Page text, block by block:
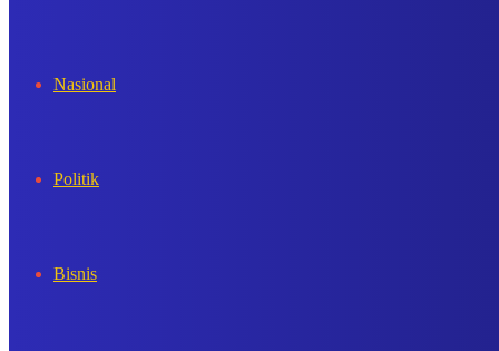
Nasional
Politik
Bisnis